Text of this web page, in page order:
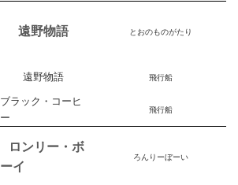
遠野物語 とおのものがたり
遠野物語 飛行船
ブラック・コーヒ
ー
飛行船
ロンリー・ボ
ーイ
ろんりーぼーい